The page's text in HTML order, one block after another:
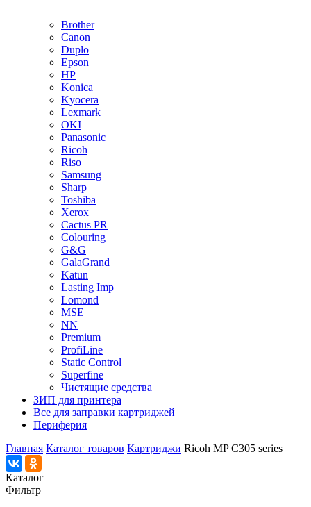
Brother
Canon
Duplo
Epson
HP
Konica
Kyocera
Lexmark
OKI
Panasonic
Ricoh
Riso
Samsung
Sharp
Toshiba
Xerox
Cactus PR
Colouring
G&G
GalaGrand
Katun
Lasting Imp
Lomond
MSE
NN
Premium
ProfiLine
Static Control
Superfine
Чистящие средства
ЗИП для принтера
Все для заправки картриджей
Периферия
Главная Каталог товаров Картриджи Ricoh MP C305 series
Каталог
Фильтр